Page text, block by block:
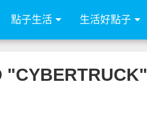
點子生活 生活好點子
"CYBERTRUCK"